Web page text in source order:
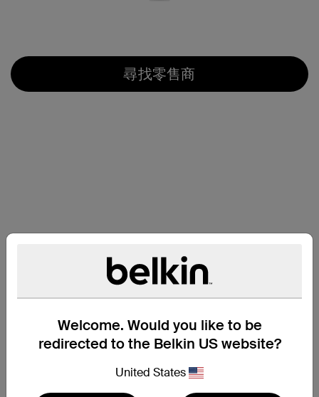
Welcome. Would you like to be
redirected to the Belkin US website?
United States
尋找零售商